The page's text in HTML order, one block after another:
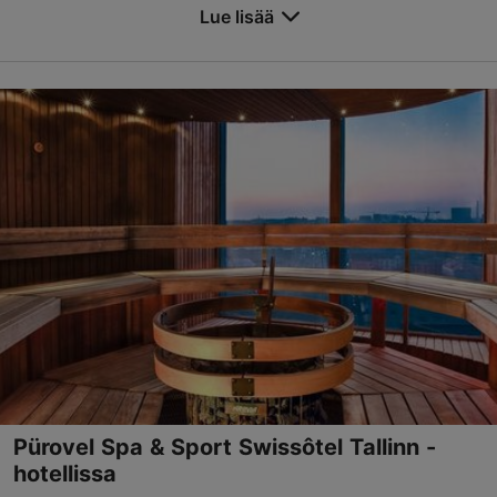
porealtaat, suuri sisäuima-allas, lasten allas ja y...
Sadama tn 11a, Tallinn
ma-su 08:00–22:00
Lue lisää
spa@tallink.ee
+372 6301028
Green Key -merkki
Varaa nyt
Lue lisää
Pürovel Spa & Sport Swissôtel Tallinn -
hotellissa